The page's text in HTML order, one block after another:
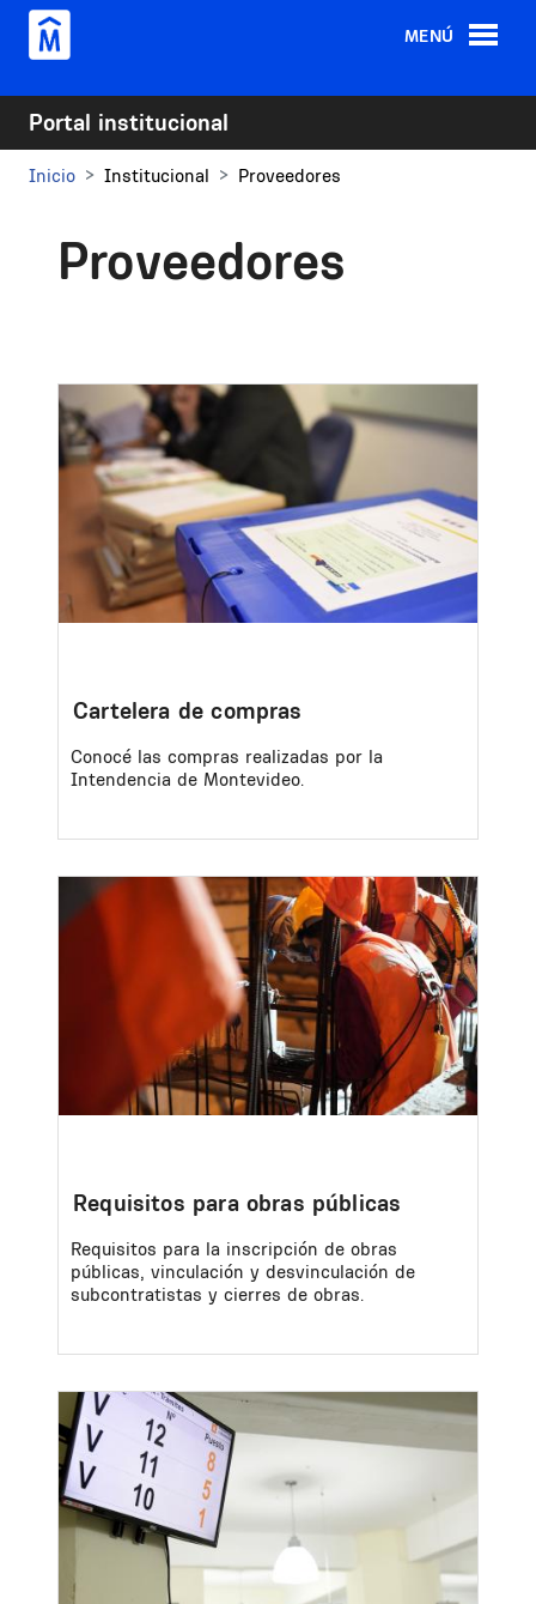
Pasar al contenido principal
MENÚ
Portal institucional
Inicio Institucional Proveedores
Proveedores
Image
Cartelera de compras
Conocé las compras realizadas por la
Intendencia de Montevideo.
Image
Requisitos para obras públicas
Requisitos para la inscripción de obras
públicas, vinculación y desvinculación de
subcontratistas y cierres de obras.
Image